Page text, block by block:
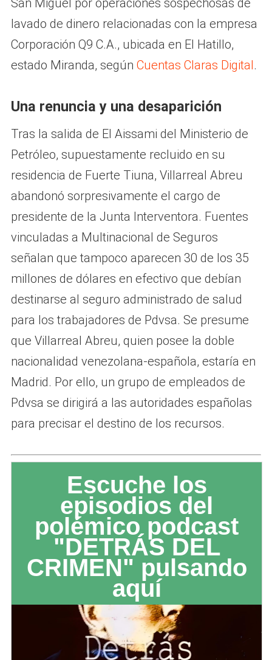
lavado de dinero relacionadas con la empresa
Corporación Q9 C.A., ubicada en El Hatillo,
estado Miranda, según Cuentas Claras Digital.
Una renuncia y una desaparición
Tras la salida de El Aissami del Ministerio de
Petróleo, supuestamente recluido en su
residencia de Fuerte Tiuna, Villarreal Abreu
abandonó sorpresivamente el cargo de
presidente de la Junta Interventora. Fuentes
vinculadas a Multinacional de Seguros
señalan que tampoco aparecen 30 de los 35
millones de dólares en efectivo que debían
destinarse al seguro administrado de salud
para los trabajadores de Pdvsa. Se presume
que Villarreal Abreu, quien posee la doble
nacionalidad venezolana-española, estaría en
Madrid. Por ello, un grupo de empleados de
Pdvsa se dirigirá a las autoridades españolas
para precisar el destino de los recursos.
Escuche los
episodios del
polémico podcast
"DETRÁS DEL
CRIMEN" pulsando
aquí